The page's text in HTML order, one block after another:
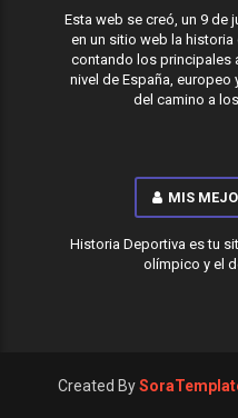
Esta web se creó, un 9 de
en un sitio web la
contando los principales
nivel de España, europeo
del camino a
MIS
Historia Deportiva es tu
olímpico y el
Created By